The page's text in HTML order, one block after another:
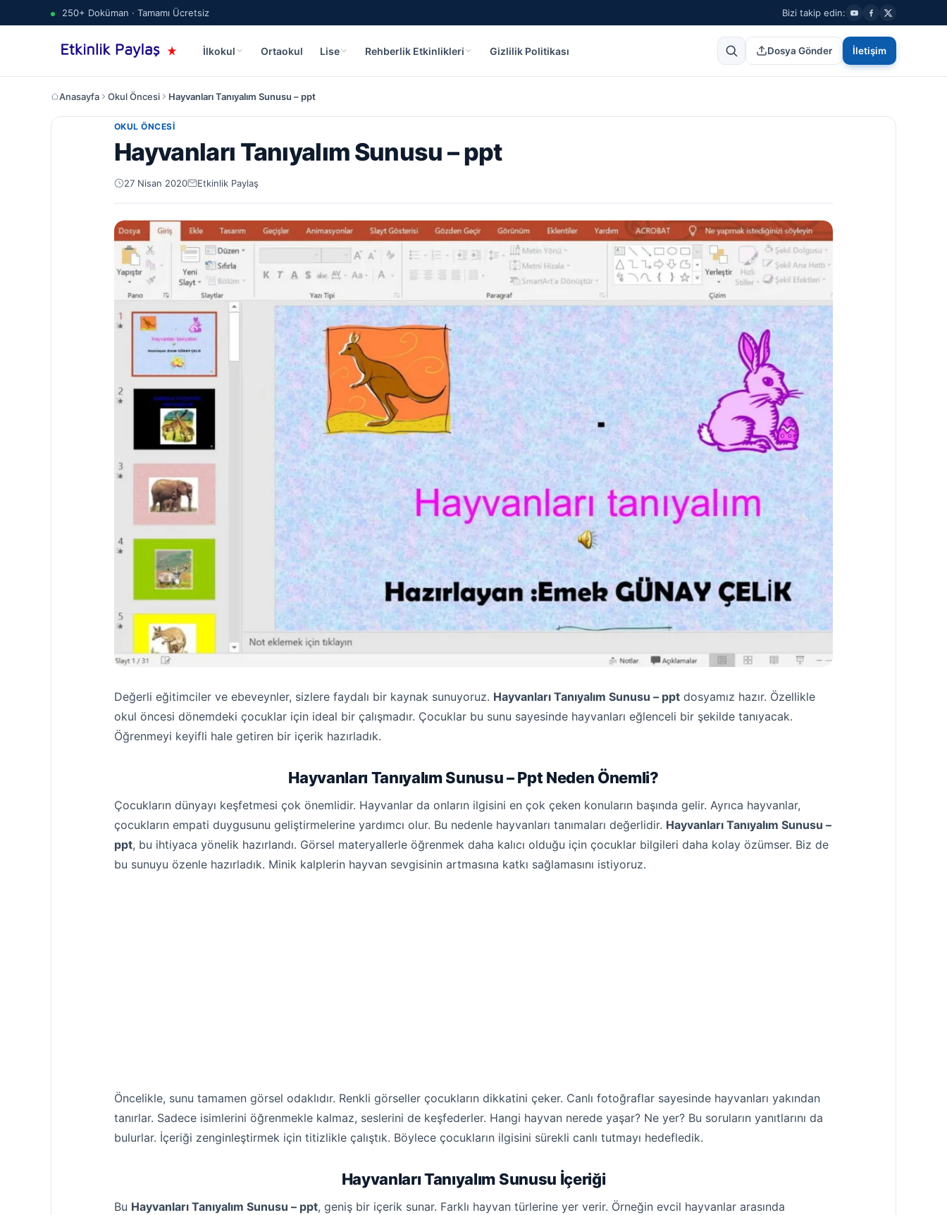
250+ Doküman · Tamamı Ücretsiz Bizi takip edin:
İlkokul Ortaokul Lise Rehberlik Etkinlikleri Gizlilik Politikası Dosya Gönder İletişim
Anasayfa Okul Öncesi Hayvanları Tanıyalım Sunusu – ppt
OKUL ÖNCESI
Hayvanları Tanıyalım Sunusu – ppt
27 Nisan 2020 Etkinlik Paylaş
Değerli eğitimciler ve ebeveynler, sizlere faydalı bir kaynak sunuyoruz. Hayvanları Tanıyalım Sunusu – ppt dosyamız hazır. Özellikle
okul öncesi dönemdeki çocuklar için ideal bir çalışmadır. Çocuklar bu sunu sayesinde hayvanları eğlenceli bir şekilde tanıyacak.
Öğrenmeyi keyifli hale getiren bir içerik hazırladık.
Hayvanları Tanıyalım Sunusu – Ppt Neden Önemli?
Çocukların dünyayı keşfetmesi çok önemlidir. Hayvanlar da onların ilgisini en çok çeken konuların başında gelir. Ayrıca hayvanlar,
çocukların empati duygusunu geliştirmelerine yardımcı olur. Bu nedenle hayvanları tanımaları değerlidir. Hayvanları Tanıyalım Sunusu –
ppt, bu ihtiyaca yönelik hazırlandı. Görsel materyallerle öğrenmek daha kalıcı olduğu için çocuklar bilgileri daha kolay özümser. Biz de
bu sunuyu özenle hazırladık. Minik kalplerin hayvan sevgisinin artmasına katkı sağlamasını istiyoruz.
Öncelikle, sunu tamamen görsel odaklıdır. Renkli görseller çocukların dikkatini çeker. Canlı fotoğraflar sayesinde hayvanları yakından
tanırlar. Sadece isimlerini öğrenmekle kalmaz, seslerini de keşfederler. Hangi hayvan nerede yaşar? Ne yer? Bu soruların yanıtlarını da
bulurlar. İçeriği zenginleştirmek için titizlikle çalıştık. Böylece çocukların ilgisini sürekli canlı tutmayı hedefledik.
Hayvanları Tanıyalım Sunusu İçeriği
Bu Hayvanları Tanıyalım Sunusu – ppt, geniş bir içerik sunar. Farklı hayvan türlerine yer verir. Örneğin evcil hayvanlar arasında